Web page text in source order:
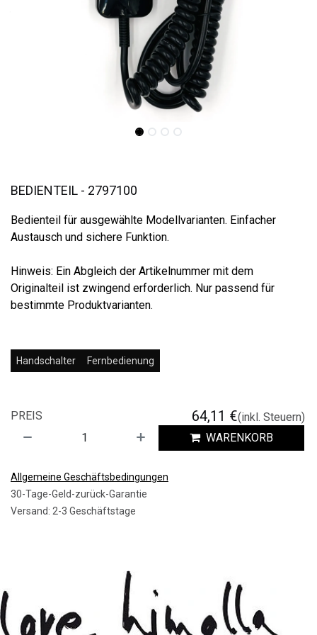
BEDIENTEIL - 2797100
Bedienteil für ausgewählte Modellvarianten. Einfacher
Austausch und sichere Funktion.
Hinweis: Ein Abgleich der Artikelnummer mit dem
Originalteil ist zwingend erforderlich. Nur passend für
bestimmte Produktvarianten.
Handschalter Fernbedienung
WARENKORB
PREIS 64,11 €(inkl. Steuern)
Allgemeine Geschäftsbedingungen
30-Tage-Geld-zurück-Garantie
Versand: 2-3 Geschäftstage